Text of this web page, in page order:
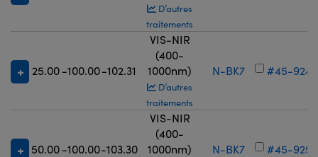
D’autres
traitements
25.00 -100.00-102.31
VIS-NIR
(400-
1000nm)
D’autres
traitements
N-BK7 #45-924
50.00-100.00-103.30
VIS-NIR
(400-
1000nm)
N-BK7 #45-925